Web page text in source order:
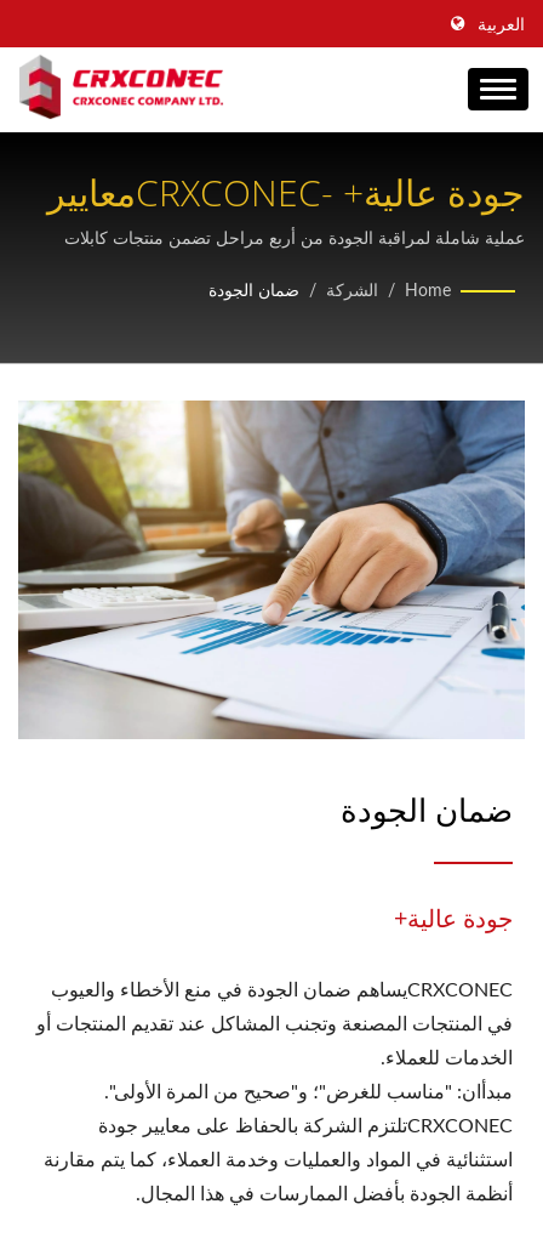
العربية
جودة عالية+ -CRXCONECمعايير
ضمان الجودة
عملية شاملة لمراقبة الجودة من أربع مراحل تضمن منتجات كابلات
رائدة في الصناعة.
Home
/ الشركة / ضمان الجودة
ضمان الجودة
جودة عالية+
CRXCONECيساهم ضمان الجودة في منع الأخطاء والعيوب
في المنتجات المصنعة وتجنب المشاكل عند تقديم المنتجات أو
الخدمات للعملاء.
مبدأان: "مناسب للغرض"؛ و"صحيح من المرة الأولى".
CRXCONECتلتزم الشركة بالحفاظ على معايير جودة
استثنائية في المواد والعمليات وخدمة العملاء، كما يتم مقارنة
أنظمة الجودة بأفضل الممارسات في هذا المجال.